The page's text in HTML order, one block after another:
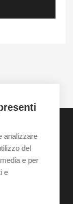
Contatti
analizzare
del
e per
e